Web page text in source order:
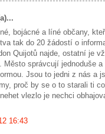
bojácné a líné občany,
tak do 20 žádostí o
Quijotů najde, ostatní je
Město správcují jednoduše
Jsou to jedni z nás a
proč by se o to starali ti
vlezlo je nechci
16:43